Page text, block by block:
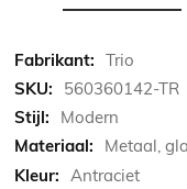
Meer
informatie
Trio
560360142-TR
Modern
Metaal,
Antraciet